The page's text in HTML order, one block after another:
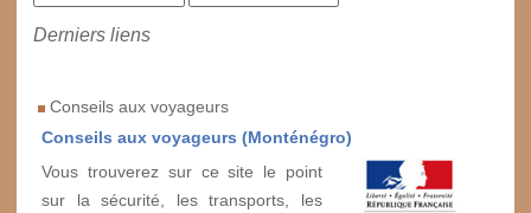
Derniers liens
Conseils aux voyageurs
Conseils aux voyageurs (Monténégro)
Vous trouverez sur ce site le point
sur la sécurité, les transports, les